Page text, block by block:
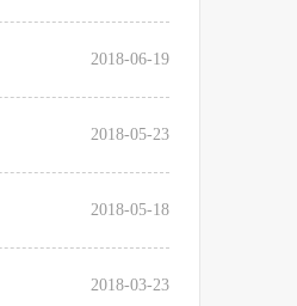
2018-06-19
2018-05-23
2018-05-18
2018-03-23